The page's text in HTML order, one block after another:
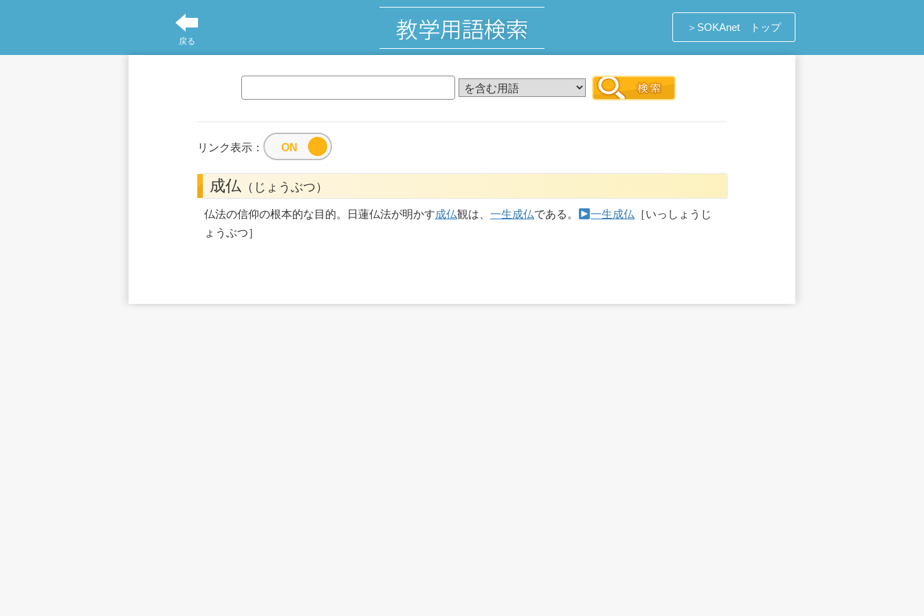
戻る
＞SOKAnet トップ
リンク表示：
成仏 （じょうぶつ）
仏法の信仰の根本的な目的。日蓮仏法が明かす成仏観は、 一生成仏である。 一生成仏 ［いっしょうじ
ょうぶつ］